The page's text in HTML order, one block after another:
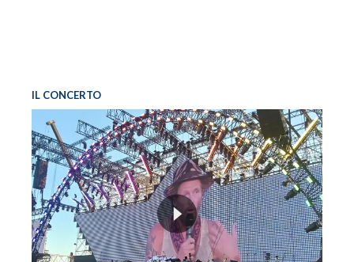
IL CONCERTO